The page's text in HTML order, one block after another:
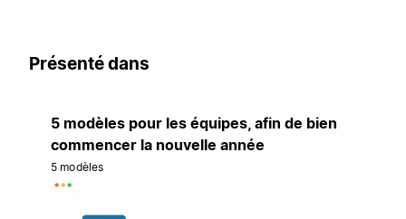
Présenté dans
5 modèles pour les équipes, afin de bien
commencer la nouvelle année
5 modèles